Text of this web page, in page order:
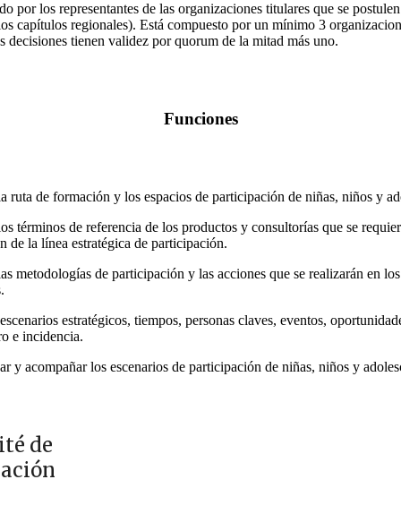
por los representantes de las organizaciones titulares que se
capítulos regionales). Está compuesto por un mínimo 3
decisiones tienen validez por quorum de la mitad más uno.
Funciones
ruta de formación y los espacios de participación de niñas, niños y
términos de referencia de los productos y consultorías que se
de la línea estratégica de participación.
metodologías de participación y las acciones que se realizarán en
estratégicos, tiempos, personas claves, eventos,
e incidencia.
y acompañar los escenarios de participación de niñas, niños y
de